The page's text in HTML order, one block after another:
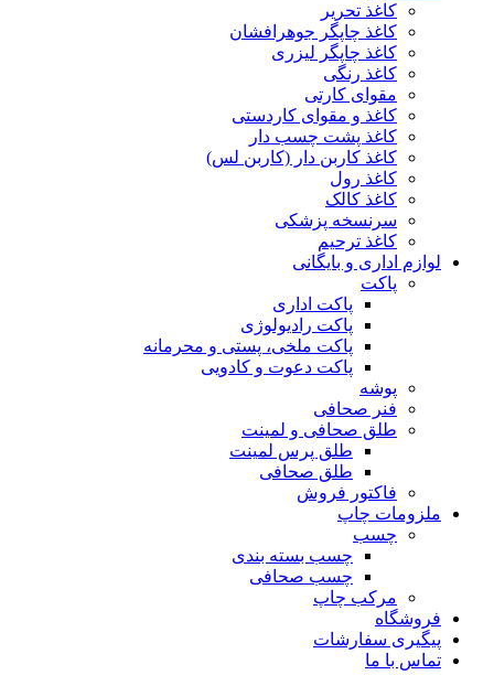
کاغذ تحریر
کاغذ چاپگر جوهرافشان
کاغذ چاپگر لیزری
کاغذ رنگی
مقوای کارتی
کاغذ و مقوای کاردستی
کاغذ پشت چسب‌ دار
کاغذ کاربن‌ دار (کاربن‌ لس)
کاغذ رول
کاغذ کالک
سرنسخه پزشکی
کاغذ ترحیم
لوازم اداری و بایگانی
پاکت
پاکت اداری
پاکت رادیولوژی
پاکت ملخی، پستی و محرمانه
پاکت دعوت و کادویی
پوشه
فنر صحافی
طلق صحافی و لمینت
طلق پرس لمینت
طلق صحافی
فاکتور فروش
ملزومات چاپ
چسب
چسب بسته بندی
چسب صحافی
مرکب چاپ
فروشگاه
پیگیری سفارشات
تماس با ما